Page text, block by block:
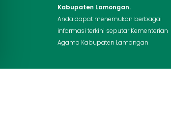
Kabupaten Lamongan.
Anda dapat menemukan berbagai
informasi terkini seputar Kementerian
Agama Kabupaten Lamongan